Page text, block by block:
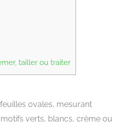
tailler ou traiter
ovales, mesurant
verts, blancs, crème ou